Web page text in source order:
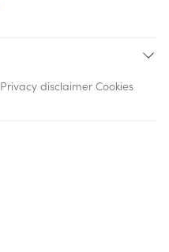
Privacy disclaimer Cookies